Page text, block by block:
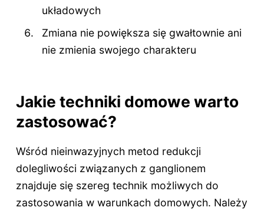
układowych
Zmiana nie powiększa się gwałtownie ani
nie zmienia swojego charakteru
Jakie techniki domowe warto
zastosować?
Wśród nieinwazyjnych metod redukcji
dolegliwości związanych z ganglionem
znajduje się szereg technik możliwych do
zastosowania w warunkach domowych. Należy